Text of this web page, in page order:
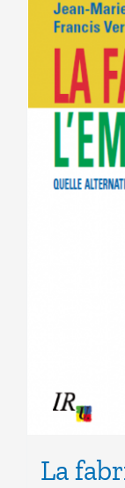
La